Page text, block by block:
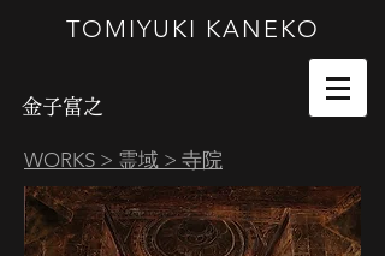
TOMIYUKI KANEKO
金子富之
WORKS > 霊域 > 寺院